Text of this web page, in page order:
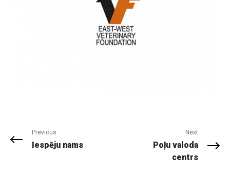
Previous
Iespēju nams
Next
Poļu valoda
centrs